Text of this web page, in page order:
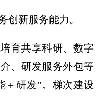
创新服务能力。
育共享科研、数字
、研发服务外包等
＋研发”。梯次建设